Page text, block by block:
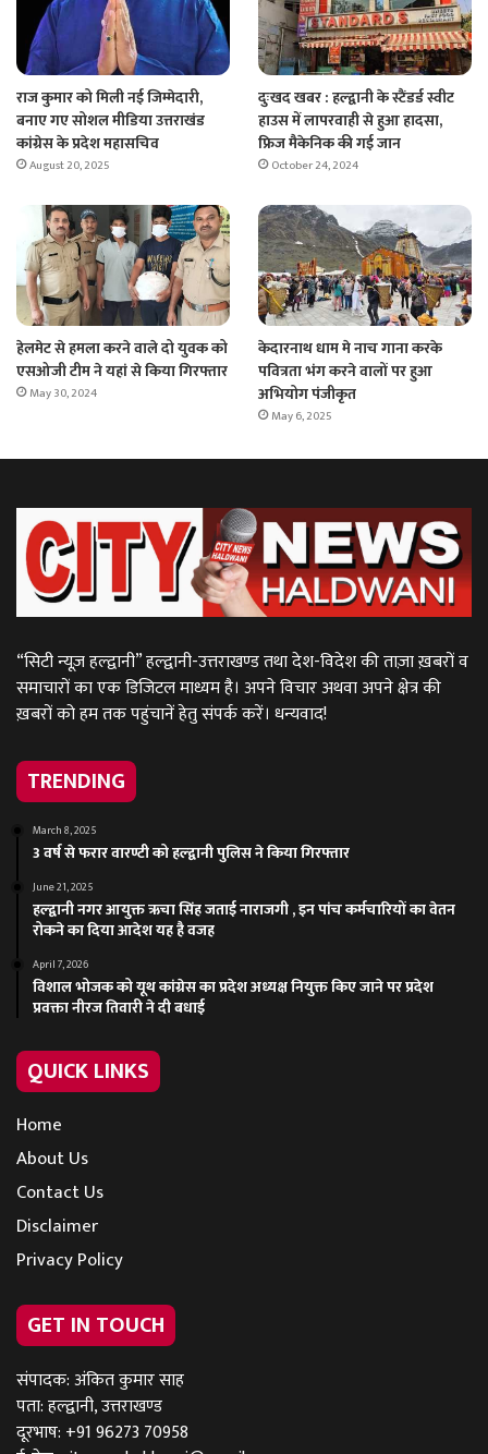
राज कुमार को मिली नई जिम्मेदारी,
बनाए गए सोशल मीडिया उत्तराखंड
कांग्रेस के प्रदेश महासचिव
August 20, 2025
दुःखद खबर : हल्द्वानी के स्टैंडर्ड स्वीट
हाउस में लापरवाही से हुआ हादसा,
फ्रिज मैकेनिक की गई जान
October 24, 2024
हेलमेट से हमला करने वाले दो युवक को
एसओजी टीम ने यहां से किया गिरफ्तार
May 30, 2024
केदारनाथ धाम मे नाच गाना करके
पवित्रता भंग करने वालों पर हुआ
अभियोग पंजीकृत
May 6, 2025
“सिटी न्यूज़ हल्द्वानी” हल्द्वानी-उत्तराखण्ड तथा देश-विदेश की ताज़ा ख़बरों व
समाचारों का एक डिजिटल माध्यम है। अपने विचार अथवा अपने क्षेत्र की
ख़बरों को हम तक पहुंचानें हेतु संपर्क करें। धन्यवाद!
TRENDING
March 8, 2025
3 वर्ष से फरार वारण्टी को हल्द्वानी पुलिस ने किया गिरफ्तार
June 21, 2025
हल्द्वानी नगर आयुक्त ऋचा सिंह जताई नाराजगी , इन पांच कर्मचारियों का वेतन
रोकने का दिया आदेश यह है वजह
April 7, 2026
विशाल भोजक को यूथ कांग्रेस का प्रदेश अध्यक्ष नियुक्त किए जाने पर प्रदेश
प्रवक्ता नीरज तिवारी ने दी बधाई
QUICK LINKS
Home
About Us
Contact Us
Disclaimer
Privacy Policy
GET IN TOUCH
संपादक: अंकित कुमार साह
पता: हल्द्वानी, उत्तराखण्ड
दूरभाष: +91 96273 70958